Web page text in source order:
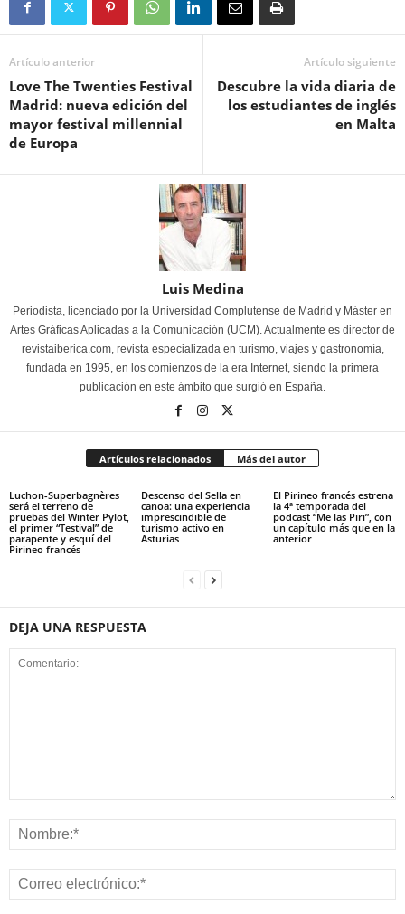
Artículo anterior
Love The Twenties Festival
Madrid: nueva edición del
mayor festival millennial
de Europa
Artículo siguiente
Descubre la vida diaria de
los estudiantes de inglés
en Malta
Luis Medina
Periodista, licenciado por la Universidad Complutense de Madrid y Máster en
Artes Gráficas Aplicadas a la Comunicación (UCM). Actualmente es director de
revistaiberica.com, revista especializada en turismo, viajes y gastronomía,
fundada en 1995, en los comienzos de la era Internet, siendo la primera
publicación en este ámbito que surgió en España.
Artículos relacionados Más del autor
Luchon-Superbagnères
será el terreno de
pruebas del Winter Pylot,
el primer “Testival” de
parapente y esquí del
Pirineo francés
Descenso del Sella en
canoa: una experiencia
imprescindible de
turismo activo en
Asturias
El Pirineo francés estrena
la 4ª temporada del
podcast “Me las Piri”, con
un capítulo más que en la
anterior
DEJA UNA RESPUESTA